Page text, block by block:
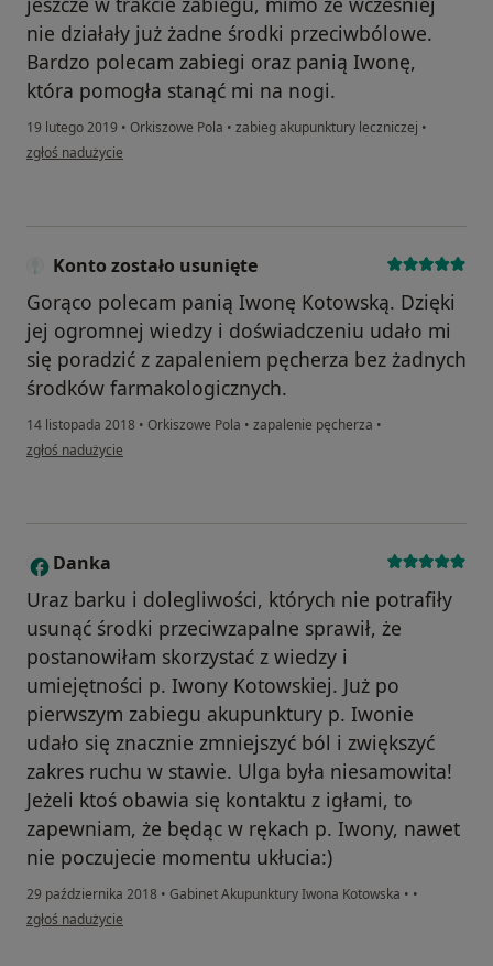
nie działały już żadne środki przeciwbólowe.
Bardzo polecam zabiegi oraz panią Iwonę,
która pomogła stanąć mi na nogi.
19 lutego 2019 • Orkiszowe Pola • zabieg akupunktury leczniczej •
w opinii użytkownika h.kozubal
zgłoś nadużycie
Konto zostało usunięte
Gorąco polecam panią Iwonę Kotowską. Dzięki
jej ogromnej wiedzy i doświadczeniu udało mi
się poradzić z zapaleniem pęcherza bez żadnych
środków farmakologicznych.
14 listopada 2018 • Orkiszowe Pola • zapalenie pęcherza •
w opinii użytkownika Konto zostało usunięte
zgłoś nadużycie
D Danka
Uraz barku i dolegliwości, których nie potrafiły
usunąć środki przeciwzapalne sprawił, że
postanowiłam skorzystać z wiedzy i
umiejętności p. Iwony Kotowskiej. Już po
pierwszym zabiegu akupunktury p. Iwonie
udało się znacznie zmniejszyć ból i zwiększyć
zakres ruchu w stawie. Ulga była niesamowita!
Jeżeli ktoś obawia się kontaktu z igłami, to
zapewniam, że będąc w rękach p. Iwony, nawet
nie poczujecie momentu ukłucia:)
29 października 2018 • Gabinet Akupunktury Iwona Kotowska • •
w opinii użytkownika Danka
zgłoś nadużycie